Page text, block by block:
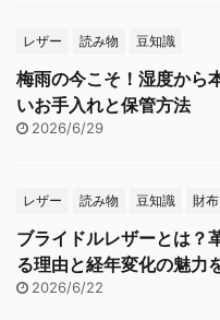
レザー 読み物 豆知識
梅雨の今こそ！湿度から
いお手入れと保管方法
2026/6/29
レザー 読み物 豆知識 財布
ブライドルレザーとは？
る理由と経年変化の魅力
2026/6/22